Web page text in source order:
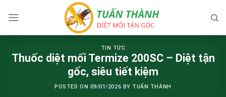
TIN TỨC
Thuốc diệt mối Termize 200SC – Diệt tận
gốc, siêu tiết kiệm
POSTED ON 09/01/2026 BY TUẤN THÀNH